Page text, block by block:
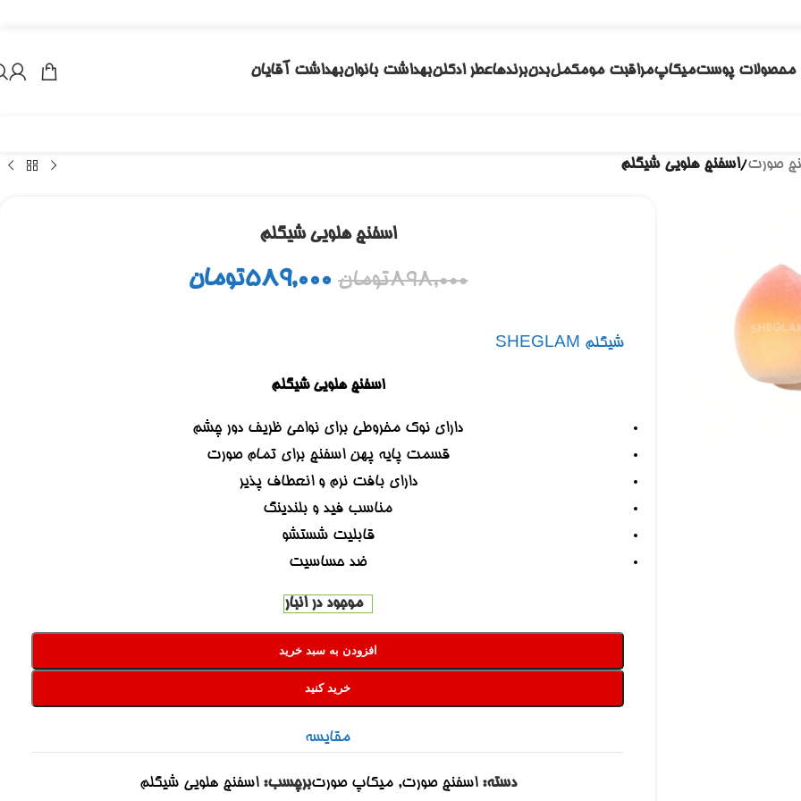
محصولات پوستمیکاپمراقبت مومکملبدنبرندهاعطر ادکلنبهداشت بانوانبهداشت آقایان
صورت/اسفنج هلویی شیگلم
اسفنج هلویی شیگلم
898,000تومان 589,000تومان
شیگلم SHEGLAM
اسفنج هلویی شیگلم
دارای نوک مخروطی برای نواحی ظریف دور چشم
قسمت پایه پهن اسفنج برای تمام صورت
دارای بافت نرم و انعطاف پذیر
مناسب فید و بلندینگ
قابلیت شستشو
ضد حساسیت
موجود در انبار
افزودن به سبد خرید
خرید کنید
مقایسه
دسته: اسفنج صورت, میکاپ صورتبرچسب: اسفنج هلویی شیگلم